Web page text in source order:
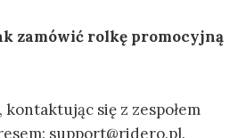
zamówić rolkę promocyjną
kontaktując się z zespołem
support@ridero.pl.